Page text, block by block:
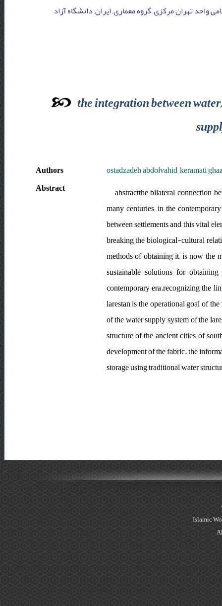
واحد تهران مرکزی, گروه معماری, ایران, دانشگاه آزاد
the integration between
Authors
ostadzadeh abdolvahid ,keramati
Abstract
abstractthe bilateral connection
many centuries; in the
between settlements and this vital
breaking the biological-cultural
methods of obtaining it, is now the
sustainable solutions for
contemporary era.recognizing the
larestan is the operational goal of
of the water supply system of the
structure of the ancient cities of
development of the fabric. the
storage using traditional water
Islamic